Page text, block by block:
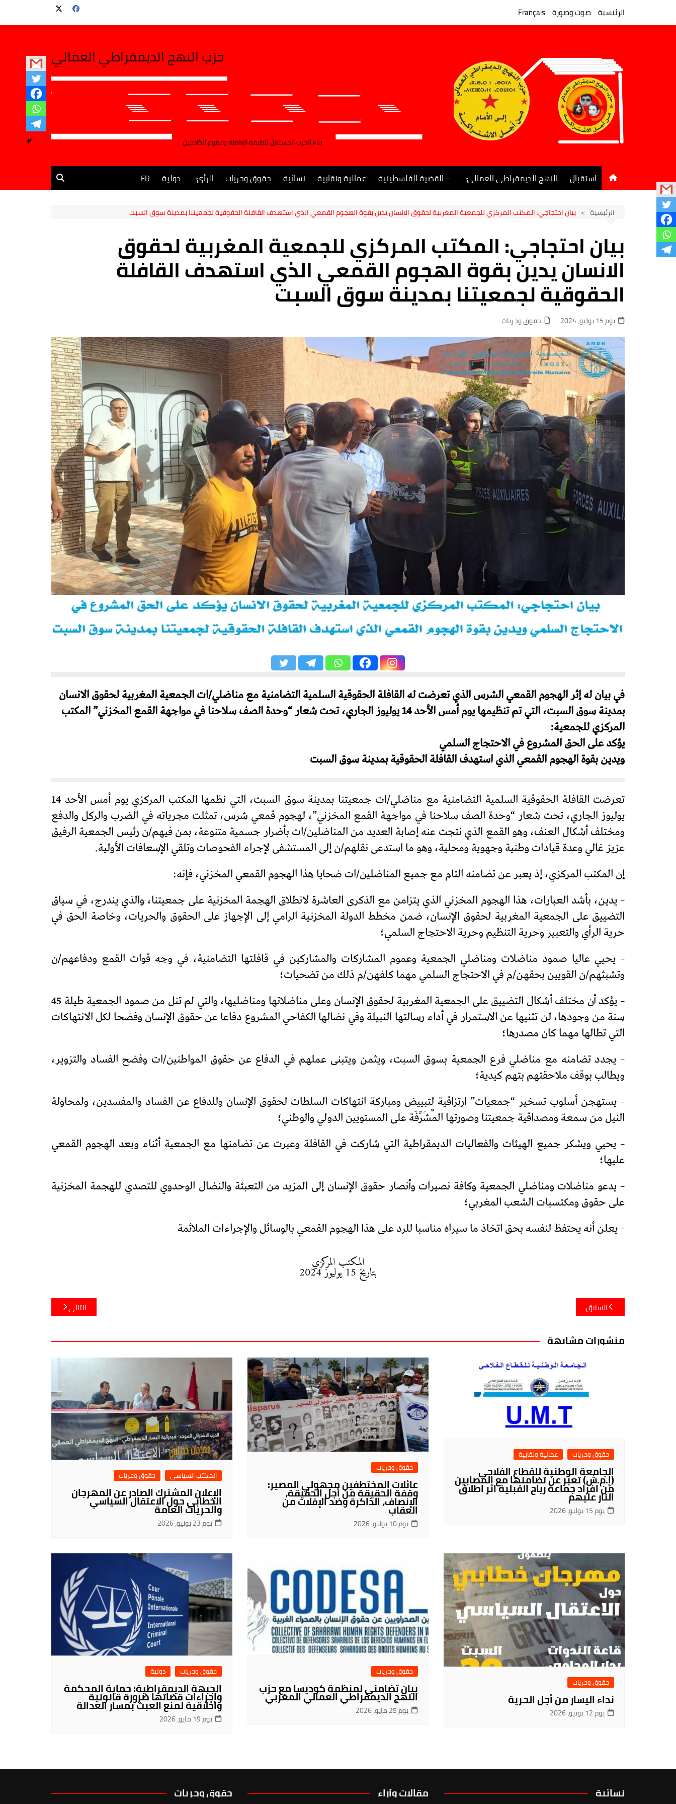
الرئيسية صوت وصورة Français
حزب النهج الديمقراطي العمالي
بناء الحزب المستقل للطبقة العاملة وعموم الكادحين
استقبال النهج الديمقراطي العمالي
جريدة النهج الديمقراطي
– القضية الفلسطينية عمالية ونقابية نسائية حقوق وحريات الرأي دولية FR
الرئيسية بيان احتجاجي: المكتب المركزي للجمعية المغربية لحقوق الانسان يدين بقوة الهجوم القمعي الذي استهدف القافلة الحقوقية لجمعيتنا بمدينة سوق السبت
بيان احتجاجي: المكتب المركزي للجمعية المغربية لحقوق
الانسان يدين بقوة الهجوم القمعي الذي استهدف القافلة
الحقوقية لجمعيتنا بمدينة سوق السبت
يوم 15 يوليو، 2024 حقوق وحريات
في بيان له إثر الهجوم القمعي الشرس الذي تعرضت له القافلة الحقوقية السلمية التضامنية مع مناضلي/ات الجمعية المغربية لحقوق الانسان
بمدينة سوق السبت، التي تم تنظيمها يوم أمس الأحد 14 يوليوز الجاري، تحت شعار “وحدة الصف سلاحنا في مواجهة القمع المخزني” المكتب
المركزي للجمعية:
يؤكد على الحق المشروع في الاحتجاج السلمي
ويدين بقوة الهجوم القمعي الذي استهدف القافلة الحقوقية بمدينة سوق السبت
تعرضت القافلة الحقوقية السلمية التضامنية مع مناضلي/ات جمعيتنا بمدينة سوق السبت، التي نظمها المكتب المركزي يوم أمس الأحد 14
يوليوز الجاري، تحت شعار “وحدة الصف سلاحنا في مواجهة القمع المخزني”، لهجوم قمعي شرس، تمثلت مجرياته في الضرب والركل والدفع
ومختلف أشكال العنف، وهو القمع الذي نتجت عنه إصابة العديد من المناضلين/ات بأضرار جسمية متنوعة، بمن فيهم/ن رئيس الجمعية الرفيق
عزيز غالي وعدة قيادات وطنية وجهوية ومحلية، وهو ما استدعى نقلهم/ن إلى المستشفى لإجراء الفحوصات وتلقي الإسعافات الأولية.
إن المكتب المركزي، إذ يعبر عن تضامنه التام مع جميع المناضلين/ات ضحايا هذا الهجوم القمعي المخزني، فإنه:
– يدين، بأشد العبارات، هذا الهجوم المخزني الذي يتزامن مع الذكرى العاشرة لانطلاق الهجمة المخزنية على جمعيتنا، والذي يندرج، في سياق
التضييق على الجمعية المغربية لحقوق الإنسان، ضمن مخطط الدولة المخزنية الرامي إلى الإجهاز على الحقوق والحريات، وخاصة الحق في
حرية الرأي والتعبير وحرية التنظيم وحرية الاحتجاج السلمي؛
– يحيي عاليا صمود مناضلات ومناضلي الجمعية وعموم المشاركات والمشاركين في قافلتها التضامنية، في وجه قوات القمع ودفاعهم/ن
وتشبثهم/ن القويين بحقهن/م في الاحتجاج السلمي مهما كلفهن/م ذلك من تضحيات؛
– يؤكد أن مختلف أشكال التضييق على الجمعية المغربية لحقوق الإنسان وعلى مناضلاتها ومناضليها، والتي لم تنل من صمود الجمعية طيلة 45
سنة من وجودها، لن تثنيها عن الاستمرار في أداء رسالتها النبيلة وفي نضالها الكفاحي المشروع دفاعا عن حقوق الإنسان وفضحا لكل الانتهاكات
التي تطالها مهما كان مصدرها؛
– يجدد تضامنه مع مناضلي فرع الجمعية بسوق السبت، ويثمن ويتبنى عملهم في الدفاع عن حقوق المواطنين/ات وفضح الفساد والتزوير،
ويطالب بوقف ملاحقتهم بتهم كيدية؛
– يستهجن أسلوب تسخير “جمعيات” ارتزاقية لتبييض ومباركة انتهاكات السلطات لحقوق الإنسان وللدفاع عن الفساد والمفسدين، ولمحاولة
النيل من سمعة ومصداقية جمعيتنا وصورتها المٌشَرِّفَة على المستويين الدولي والوطني؛
– يحيي ويشكر جميع الهيئات والفعاليات الديمقراطية التي شاركت في القافلة وعبرت عن تضامنها مع الجمعية أثناء وبعد الهجوم القمعي
عليها؛
– يدعو مناضلات ومناضلي الجمعية وكافة نصيرات وأنصار حقوق الإنسان إلى المزيد من التعبئة والنضال الوحدوي للتصدي للهجمة المخزنية
على حقوق ومكتسبات الشعب المغربي؛
– يعلن أنه يحتفظ لنفسه بحق اتخاذ ما سيراه مناسبا للرد على هذا الهجوم القمعي بالوسائل والإجراءات الملائمة
المكتب المركزيبتاريخ 15 يوليوز 2024
تصفّح
المقالات
السابق التالي
منشورات مشابهة
حقوق وحريات عمالية ونقابية
الجامعة الوطنية للقطاع الفلاحي
(إ.م.ش) تعبر عن تضامنها مع المصابين
من افراد جماعة رياح القبلية اثر اطلاق
النار عليهم
يوم 15 يوليو، 2026
حقوق وحريات
عائلات المختطفين مجهولي المصير:
وقفة الحقيقة من أجل الحقيقة،
الإنصاف، الذاكرة وضد الإفلات من
العقاب
يوم 10 يوليو، 2026
المكتب السياسي حقوق وحريات
الإعلان المشترك الصادر عن المهرجان
الخطابي حول الاعتقال السياسي
والحريات العامة
يوم 23 يونيو، 2026
حقوق وحريات
نداء اليسار من أجل الحرية
يوم 12 يونيو، 2026
حقوق وحريات
بيان تضامني لمنظمة كوديسا مع حزب
النهج الديمقراطي العمالي المغربي
يوم 25 مايو، 2026
حقوق وحريات دولية
الجبهة الديمقراطية: حماية المحكمة
وإجراءات قضاتها ضرورة قانونية
واخلاقية لمنع العبث بمسار العدالة
يوم 19 مايو، 2026
نسائية مقالات وآراء حقوق وحريات